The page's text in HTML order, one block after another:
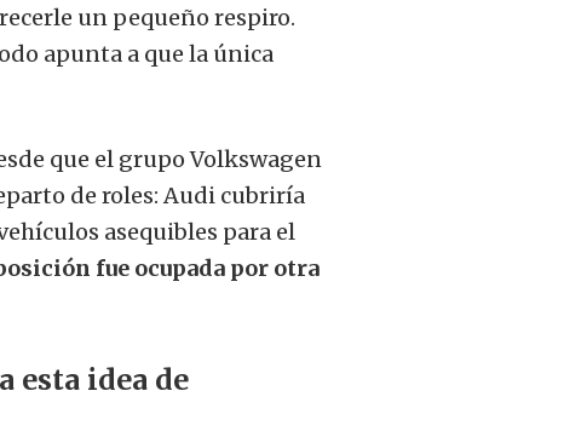
un pequeño respiro.
apunta a que la única
que el grupo Volkswagen
de roles: Audi cubriría
asequibles para el
fue ocupada por otra
esta idea de